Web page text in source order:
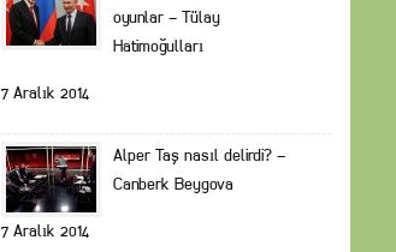
oyunlar – Tülay
Hatimoğulları
7 Aralık 2014
Alper Taş nasıl delirdi? –
Canberk Beygova
7 Aralık 2014